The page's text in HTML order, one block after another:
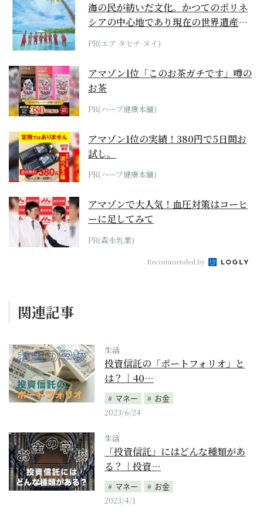
海の民が紡いだ文化。かつてのポリネ
シアの中心地であり現在の世界遺産か
らみえてくる...
PR(エア タヒチ ヌイ)
アマゾン1位「このお茶ガチです」噂の
お茶
PR(ハーブ健康本舗)
アマゾン1位の実績！380円で5日間お
試し。
PR(ハーブ健康本舗)
アマゾンで大人気！血圧対策はコーヒ
ーに足してみて
PR(森永乳業)
Recommended by
関連記事
生活
投資信託の「ポートフォリオ」と
は？｜40…
マネー
お金
2023/6/24
生活
「投資信託」にはどんな種類があ
る？｜投資…
マネー
お金
2023/4/1